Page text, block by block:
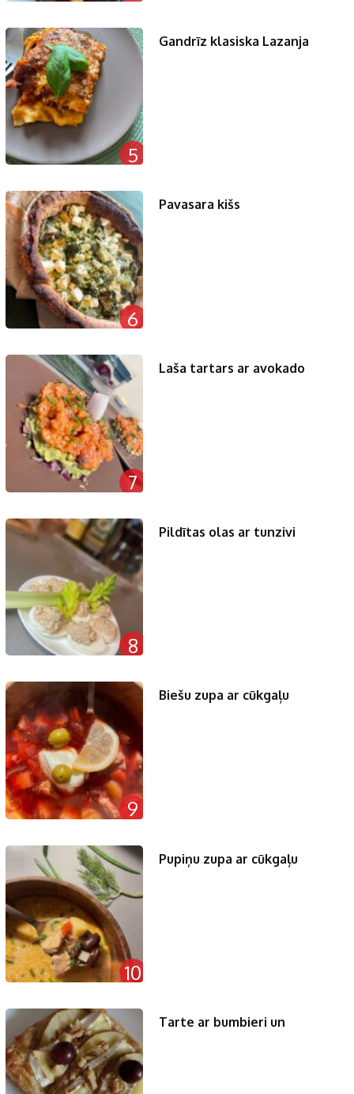
5
Gandrīz klasiska Lazanja
6
Pavasara kišs
7
Laša tartars ar avokado
8
Pildītas olas ar tunzivi
9
Biešu zupa ar cūkgaļu
10
Pupiņu zupa ar cūkgaļu
Tarte ar bumbieri un